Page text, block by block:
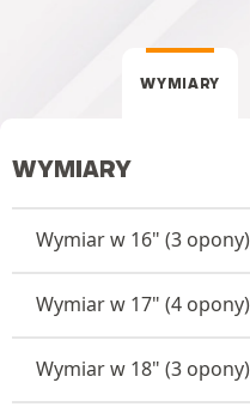
WYMIARY
WYMIARY
Wymiar w 16" (3 opony)
Wymiar w 17" (4 opony)
Wymiar w 18" (3 opony)